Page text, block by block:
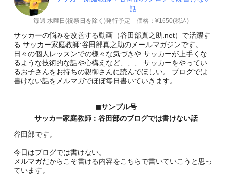
話
毎週 水曜日(祝祭日を除く)発行予定 価格：¥1650(税込)
サッカーの悩みを改善する動画（谷田部真之助.net）で活躍す
る サッカー家庭教師:谷田部真之助のメールマガジンです。
日々の個人レッスンでの様々な気づきや サッカーが上手くな
るような技術的な話や心構えなど、、、 サッカーをやってい
るお子さんをお持ちの親御さんに読んでほしい。 ブログでは
書けない話をメルマガでほぼ毎日書いていきます。
◼︎サンプル号
サッカー家庭教師：谷田部のブログでは書けない話
谷田部です。
今日はブログでは書けない。
メルマガだからこそ書ける内容をこちらで書いていこうと思っ
ています。